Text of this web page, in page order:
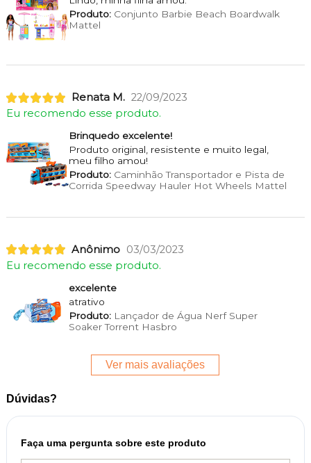
Produto:Conjunto Barbie Beach Boardwalk
Mattel
Renata M. 22/09/2023
Eu recomendo esse produto.
Brinquedo excelente!
Produto original, resistente e muito legal,
meu filho amou!
Produto:Caminhão Transportador e Pista de
Corrida Speedway Hauler Hot Wheels Mattel
Anônimo 03/03/2023
Eu recomendo esse produto.
excelente
atrativo
Produto:Lançador de Água Nerf Super
Soaker Torrent Hasbro
Ver mais avaliações
Dúvidas?
Faça uma pergunta sobre este produto